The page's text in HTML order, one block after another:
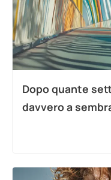
Dopo quante
davvero a